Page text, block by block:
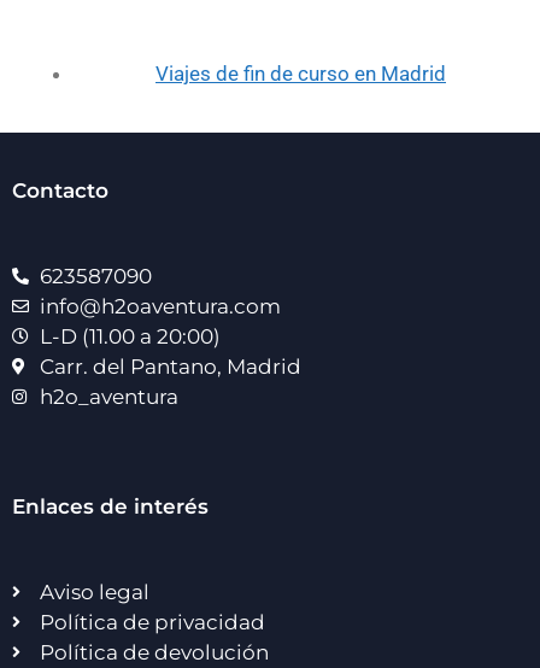
Viajes de fin de curso en Madrid
Contacto
623587090
info@h2oaventura.com
L-D (11.00 a 20:00)
Carr. del Pantano, Madrid
h2o_aventura
Enlaces de interés
Aviso legal
Política de privacidad
Política de devolución